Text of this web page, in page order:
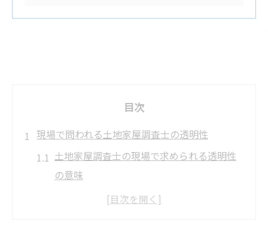
目次
現場で問われる土地家屋調査士の透明性
土地家屋調査士の現場で求められる透明性
の意味
信頼構築に不可欠な土地家屋調査士の対応